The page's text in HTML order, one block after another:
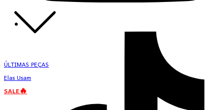
ÚLTIMAS PEÇAS
Elas Usam
SALE🔥